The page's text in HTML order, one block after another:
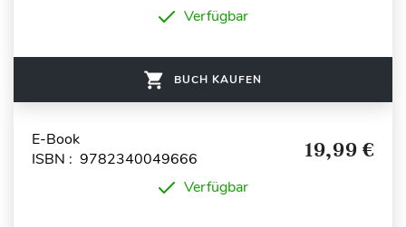
Verfügbar
BUCH KAUFEN
E-Book
ISBN : 9782340049666
19,99 €
Verfügbar